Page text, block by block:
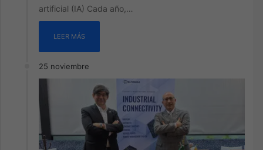
artificial (IA) Cada año,…
LEER MÁS
25 noviembre